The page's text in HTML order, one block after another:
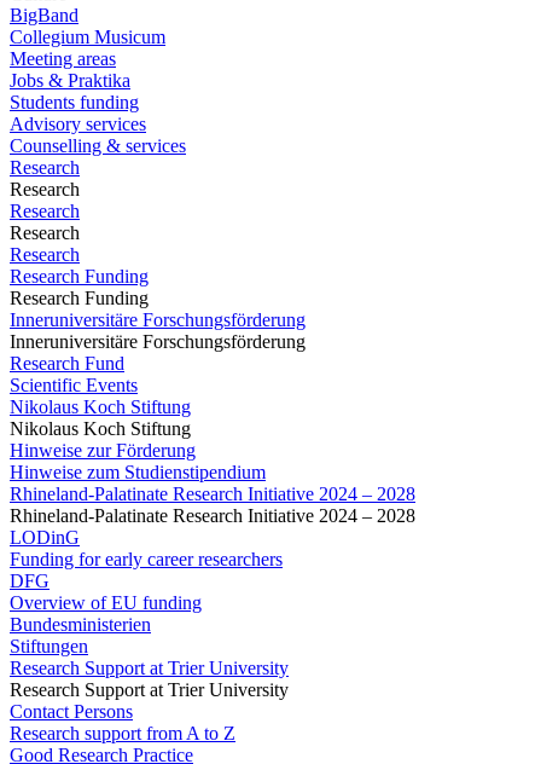
BigBand
Collegium Musicum
Meeting areas
Jobs & Praktika
Students funding
Advisory services
Counselling & services
Research
Research
Research
Research
Research
Research Funding
Research Funding
Inneruniversitäre Forschungsförderung
Inneruniversitäre Forschungsförderung
Research Fund
Scientific Events
Nikolaus Koch Stiftung
Nikolaus Koch Stiftung
Hinweise zur Förderung
Hinweise zum Studienstipendium
Rhineland-Palatinate Research Initiative 2024 – 2028
Rhineland-Palatinate Research Initiative 2024 – 2028
LODinG
Funding for early career researchers
DFG
Overview of EU funding
Bundesministerien
Stiftungen
Research Support at Trier University
Research Support at Trier University
Contact Persons
Research support from A to Z
Good Research Practice